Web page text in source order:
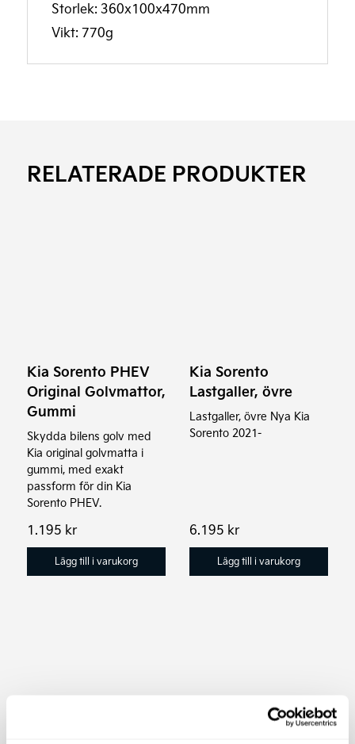
Storlek: 360x100x470mm
Vikt: 770g
RELATERADE PRODUKTER
Kia Sorento PHEV
Original Golvmattor,
Gummi
Skydda bilens golv med
Kia original golvmatta i
gummi, med exakt
passform för din Kia
Sorento PHEV.
1.195 kr
Lägg till i varukorg
Kia Sorento
Lastgaller, övre
Lastgaller, övre Nya Kia
Sorento 2021-
6.195 kr
Lägg till i varukorg